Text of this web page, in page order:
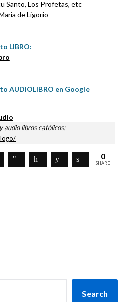
Santo, Los Profetas, etc
de Ligorio
LIBRO:
AUDIOLIBRO en Google
audio libros católicos:
0
SHARE
Search